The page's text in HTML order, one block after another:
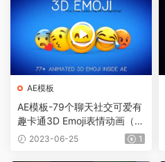
AE模板
AE模板-79个聊天社交可爱有
趣卡通3D Emoji表情动画（需
要Element 3D插件）
2023-06-25 1